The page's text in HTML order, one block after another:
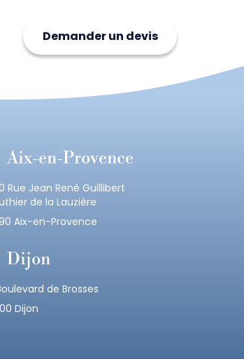
Demander un devis
Aix-en-Provence
Rue Jean René Guillibert
de la Lauzière
Aix-en-Provence
Dijon
de Brosses
Dijon